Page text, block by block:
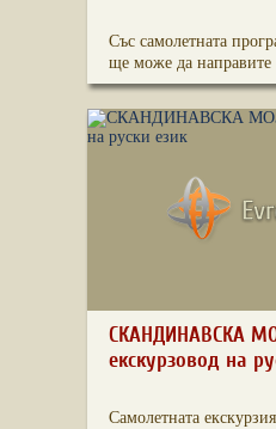
Със самолетната
ще може да
СКАНДИНАВСКА
екскурзовод на
Самолетната